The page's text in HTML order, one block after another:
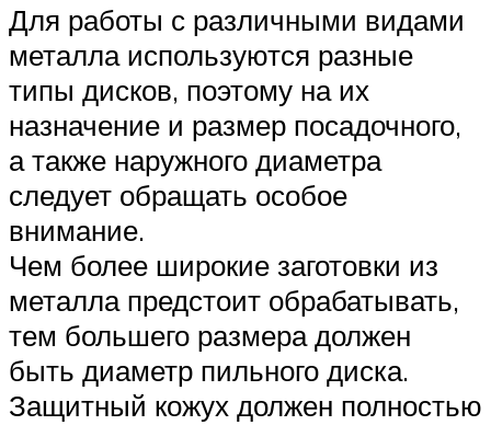
Для работы с различными видами
металла используются разные
типы дисков, поэтому на их
назначение и размер посадочного,
а также наружного диаметра
следует обращать особое
внимание.
Чем более широкие заготовки из
металла предстоит обрабатывать,
тем большего размера должен
быть диаметр пильного диска.
Защитный кожух должен полностью